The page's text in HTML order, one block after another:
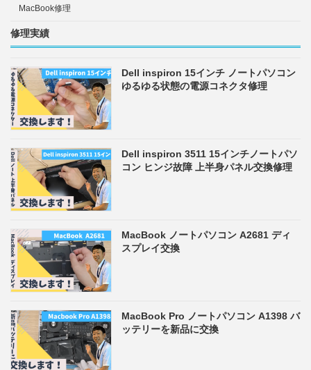
MacBook修理
修理実績
Dell inspiron 15インチ ノートパソコン
ゆるゆる状態の電源コネクタ修理
Dell inspiron 3511 15インチノートパソ
コン ヒンジ故障 上半身パネル交換修理
MacBook ノートパソコン A2681 ディ
スプレイ交換
MacBook Pro ノートパソコン A1398 バ
ッテリーを新品に交換